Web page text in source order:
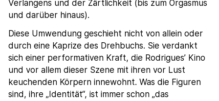
Verlangens und der Zärtlichkeit (bis zum Orgasmus
und darüber hinaus).
Diese Umwendung geschieht nicht von allein oder
durch eine Kaprize des Drehbuchs. Sie verdankt
sich einer performativen Kraft, die Rodrigues’ Kino
und vor allem dieser Szene mit ihren vor Lust
keuchenden Körpern innewohnt. Was die Figuren
sind, ihre „Identität“, ist immer schon „das